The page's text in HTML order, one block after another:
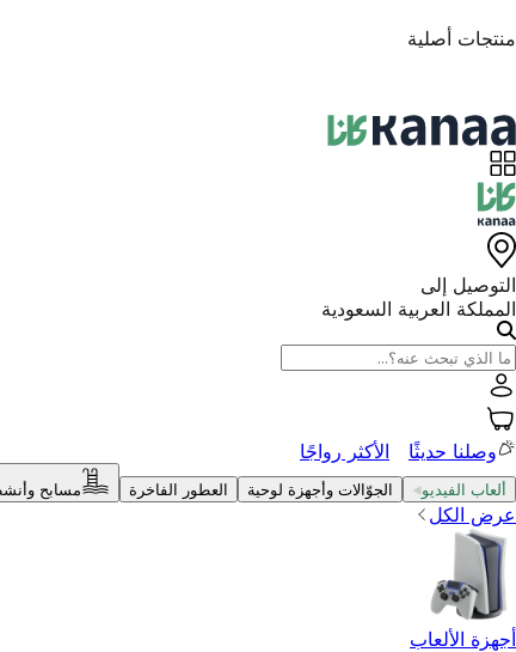
الضمان الرسمي
التوصيل إلى
المملكة العربية السعودية
وصلنا حديثًا الأكثر رواجًا
ألعاب الفيديو الجوّالات وأجهزة لوحية العطور الفاخرة مسابح
عرض الكل
أجهزة الألعاب